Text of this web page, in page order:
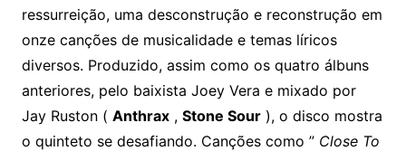
ressurreição, uma desconstrução e reconstrução em
onze canções de musicalidade e temas líricos
diversos. Produzido, assim como os quatro álbuns
anteriores, pelo baixista Joey Vera e mixado por
Jay Ruston ( Anthrax, Stone Sour), o disco mostra
o quinteto se desafiando. Canções como ” Close To